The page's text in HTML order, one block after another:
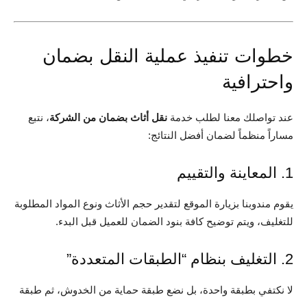
خطوات تنفيذ عملية النقل بضمان
واحترافية
عند تواصلك معنا لطلب خدمة نقل أثاث بضمان من الشركة، نتبع
مساراً منظماً لضمان أفضل النتائج:
1. المعاينة والتقييم
يقوم مندوبنا بزيارة الموقع لتقدير حجم الأثاث ونوع المواد المطلوبة
للتغليف، ويتم توضيح كافة بنود الضمان للعميل قبل البدء.
2. التغليف بنظام “الطبقات المتعددة”
لا نكتفي بطبقة واحدة، بل نضع طبقة حماية من الخدوش، ثم طبقة